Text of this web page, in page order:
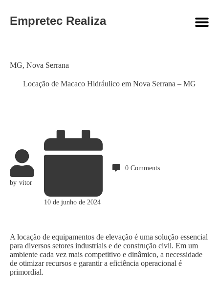
Empretec Realiza
Locação de Macaco Hidráulico em Nova Serrana – MG
Category
MG, Nova Serrana
by vitor
10 de junho de 2024
0 Comments
A locação de equipamentos de elevação é uma solução essencial
para diversos setores industriais e de construção civil. Em um
ambiente cada vez mais competitivo e dinâmico, a necessidade
de otimizar recursos e garantir a eficiência operacional é
primordial.